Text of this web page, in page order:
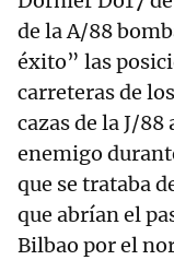
de la A/88
éxito” las
carreteras de
cazas de la J/
enemigo
que se trataba
que abrían el
Bilbao por el